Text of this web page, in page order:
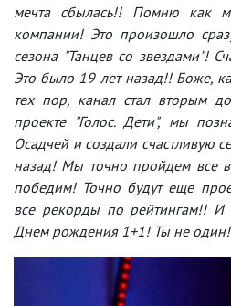
мечта сбылась!! Помню как
компании! Это произошло
сезона "Танцев со звездами"!
Это было 19 лет назад!! Боже,
тех пор, канал стал вторым
проекте "Голос. Дети", мы
Осадчей и создали счастливую
назад! Мы точно пройдем все
победим! Точно будут еще
все рекорды по рейтингам!!
Днем рождения 1+1! Ты не